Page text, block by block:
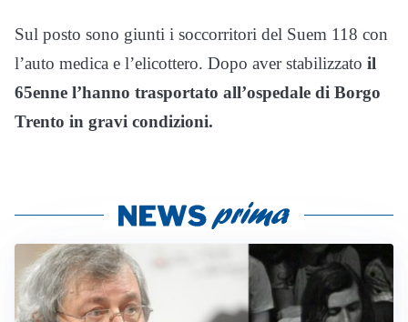
Sul posto sono giunti i soccorritori del Suem 118 con
l’auto medica e l’elicottero. Dopo aver stabilizzato il
65enne l’hanno trasportato all’ospedale di Borgo
Trento in gravi condizioni.